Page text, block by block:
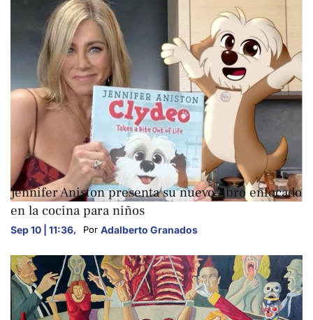
ARTE Y CULTURA
Jennifer Aniston presenta su nuevo libro enfocado
en la cocina para niños
Sep 10 | 11:36, Por Adalberto Granados